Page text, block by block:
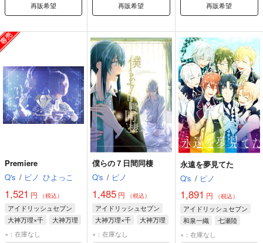
再販希望 再販希望 再販希望
Premiere
Q's / ピノ ひよっこ
1,521 円 （税込）
アイドリッシュセブン
大神万理×千
大神万理
千
×：在庫なし
僕らの７日間同棲
Q's / ピノ
1,485 円 （税込）
アイドリッシュセブン
大神万理×千
大神万理
千
×：在庫なし
永遠を夢見てた
Q's / ピノ
1,891 円 （税込）
アイドリッシュセブン
和泉一織
七瀬陸
大神万理
×：在庫なし